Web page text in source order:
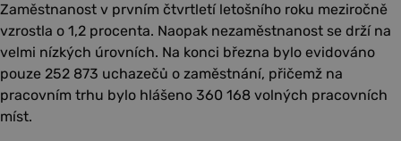
Zaměstnanost v prvním čtvrtletí letošního roku meziročně
vzrostla o 1,2 procenta. Naopak nezaměstnanost se drží na
velmi nízkých úrovních. Na konci března bylo evidováno
pouze 252 873 uchazečů o zaměstnání, přičemž na
pracovním trhu bylo hlášeno 360 168 volných pracovních
míst.